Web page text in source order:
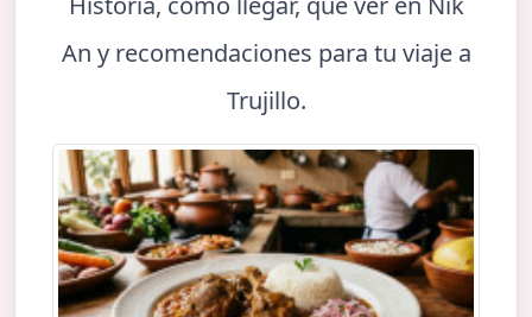
An y recomendaciones para tu viaje a
Trujillo.